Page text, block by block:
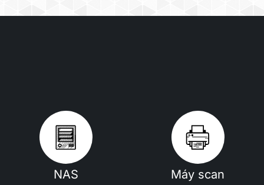
NAS Máy scan